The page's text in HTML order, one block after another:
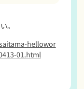
。
hellowor
01.html